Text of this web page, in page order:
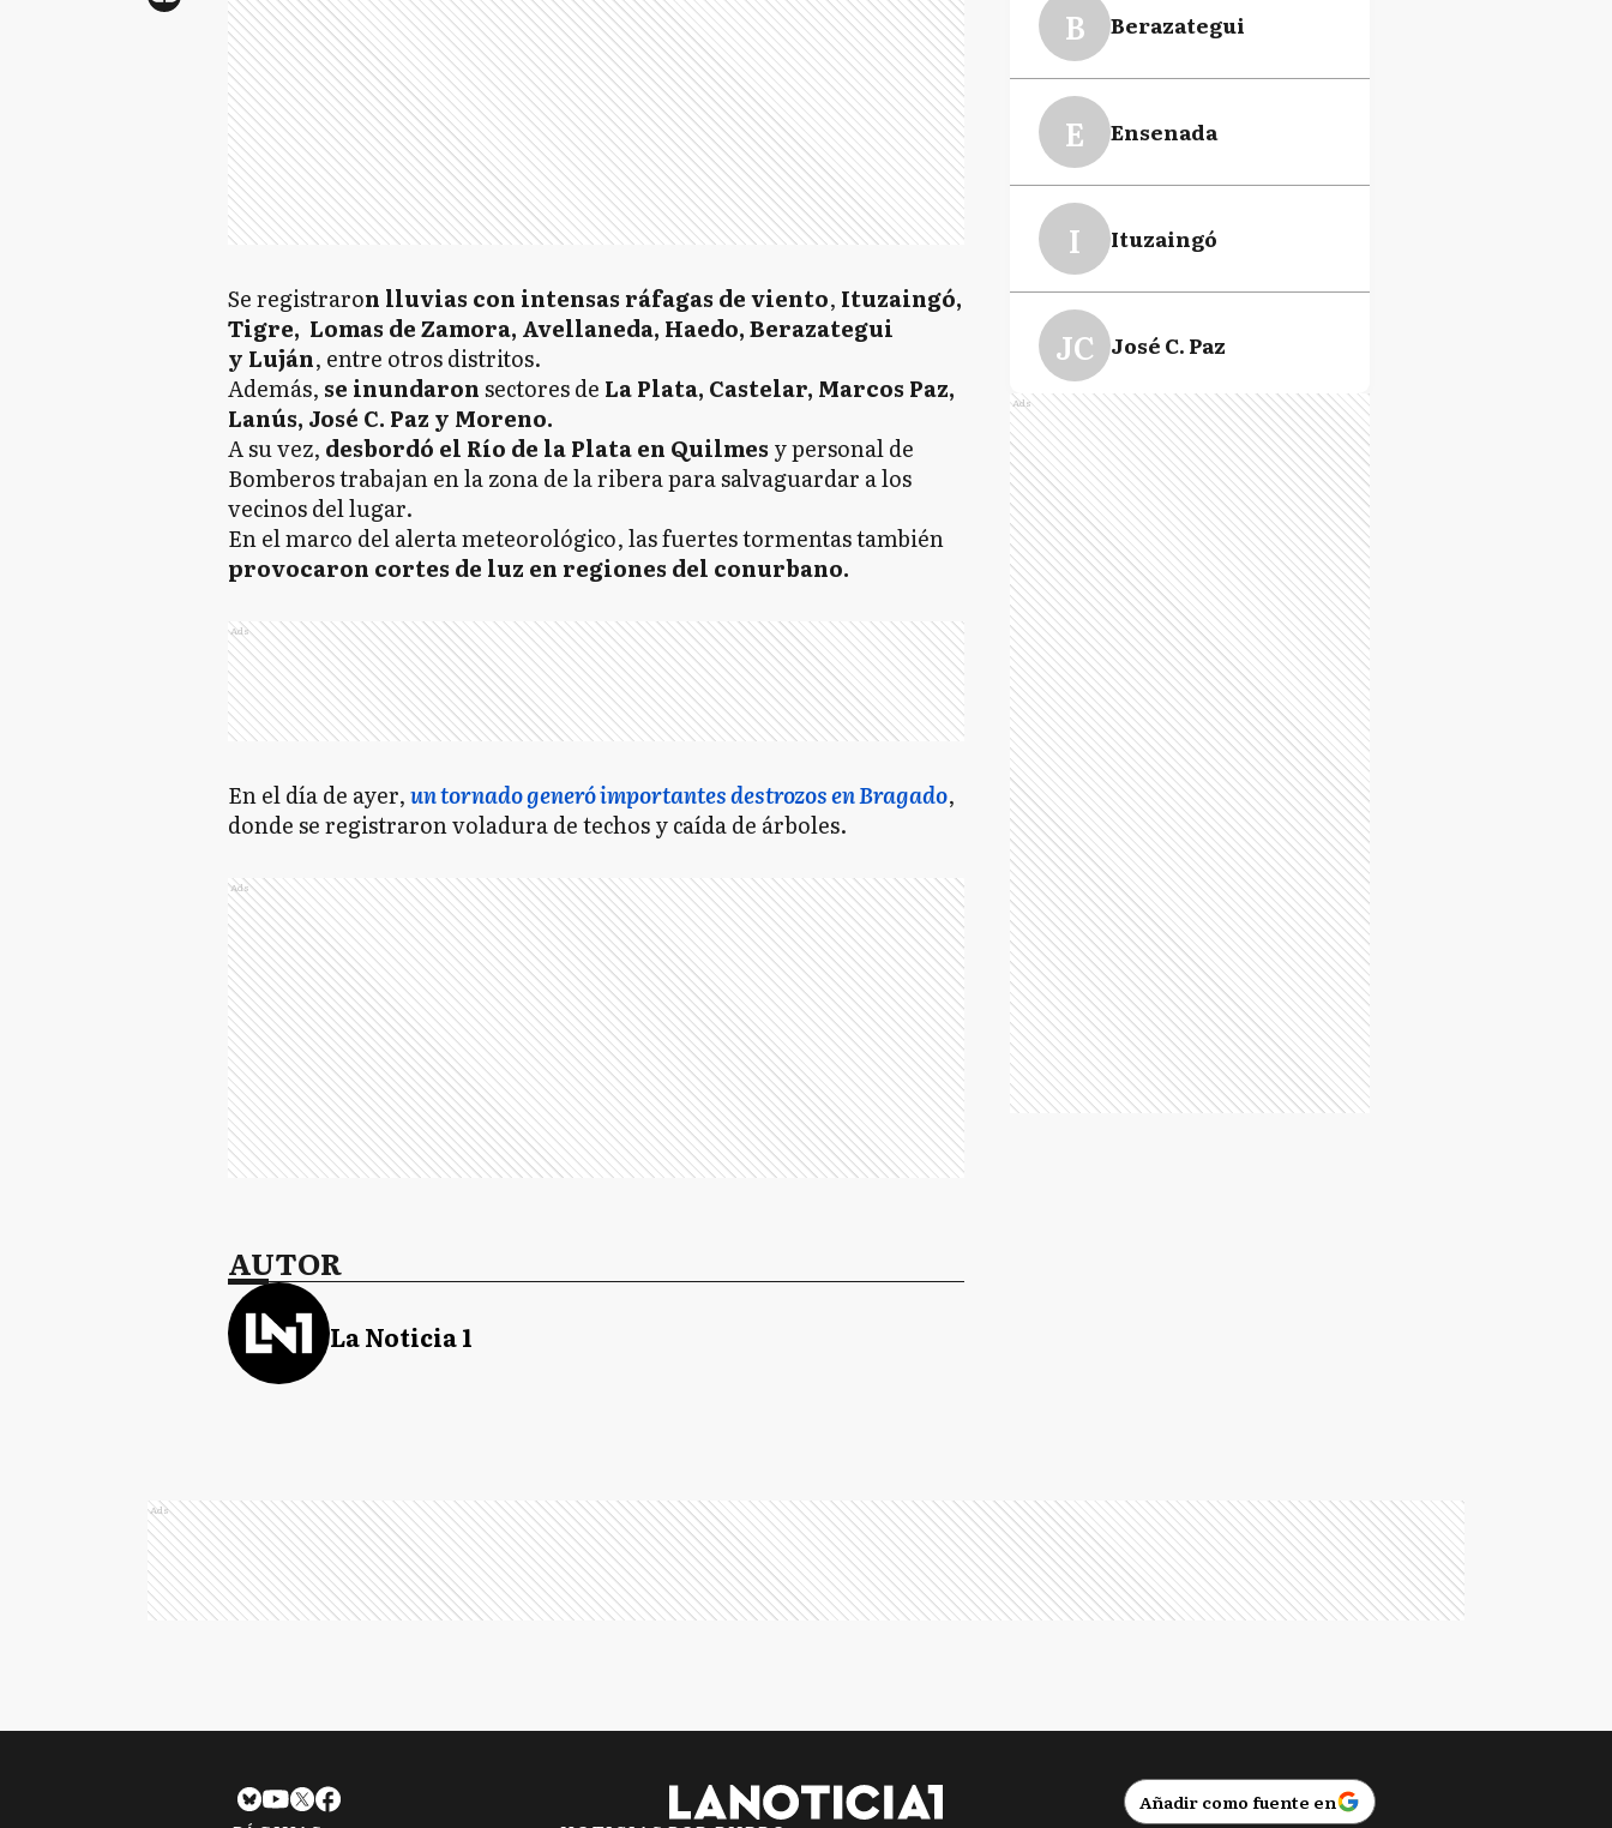
Se registraron lluvias con intensas ráfagas de viento, Ituzaingó,
Tigre, Lomas de Zamora, Avellaneda, Haedo, Berazategui
y Luján, entre otros distritos.
Además, se inundaronsectores de La Plata, Castelar, Marcos Paz,
Lanús, José C. Paz y Moreno.
A su vez, desbordó el Río de la Plata en Quilmes y personal de
Bomberos trabajan en la zona de la ribera para salvaguardar a los
vecinos del lugar.
En el marco del alerta meteorológico, las fuertes tormentas también
provocaron cortes de luz en regiones del conurbano.
Ads
En el día de ayer,un tornado generó importantes destrozos en Bragado,
donde se registraron voladura de techos y caída de árboles.
Ads
AUTOR
La Noticia 1
B Berazategui
E Ensenada
I Ituzaingó
JC José C. Paz
LP La Plata
L Lanús
LD Lomas de Zamora
L Luján
MP Marcos Paz
M Moreno
M Morón
Ads
Ads
Añadir como fuente en